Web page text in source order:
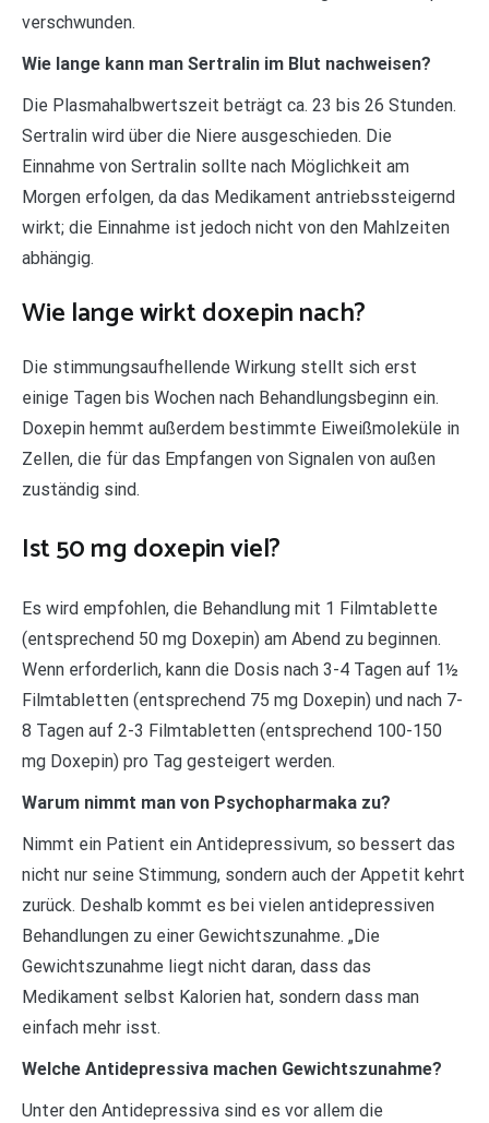
verschwunden.
Wie lange kann man Sertralin im Blut nachweisen?
Die Plasmahalbwertszeit beträgt ca. 23 bis 26 Stunden.
Sertralin wird über die Niere ausgeschieden. Die
Einnahme von Sertralin sollte nach Möglichkeit am
Morgen erfolgen, da das Medikament antriebssteigernd
wirkt; die Einnahme ist jedoch nicht von den Mahlzeiten
abhängig.
Wie lange wirkt doxepin nach?
Die stimmungsaufhellende Wirkung stellt sich erst
einige Tagen bis Wochen nach Behandlungsbeginn ein.
Doxepin hemmt außerdem bestimmte Eiweißmoleküle in
Zellen, die für das Empfangen von Signalen von außen
zuständig sind.
Ist 50 mg doxepin viel?
Es wird empfohlen, die Behandlung mit 1 Filmtablette
(entsprechend 50 mg Doxepin) am Abend zu beginnen.
Wenn erforderlich, kann die Dosis nach 3-4 Tagen auf 1½
Filmtabletten (entsprechend 75 mg Doxepin) und nach 7-
8 Tagen auf 2-3 Filmtabletten (entsprechend 100-150
mg Doxepin) pro Tag gesteigert werden.
Warum nimmt man von Psychopharmaka zu?
Nimmt ein Patient ein Antidepressivum, so bessert das
nicht nur seine Stimmung, sondern auch der Appetit kehrt
zurück. Deshalb kommt es bei vielen antidepressiven
Behandlungen zu einer Gewichtszunahme. „Die
Gewichtszunahme liegt nicht daran, dass das
Medikament selbst Kalorien hat, sondern dass man
einfach mehr isst.
Welche Antidepressiva machen Gewichtszunahme?
Unter den Antidepressiva sind es vor allem die